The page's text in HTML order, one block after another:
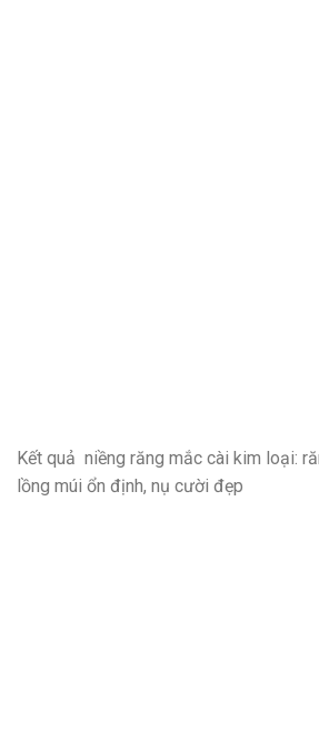
Kết quả niềng răng mắc cài kim loại:
lồng múi ổn định, nụ cười đẹp